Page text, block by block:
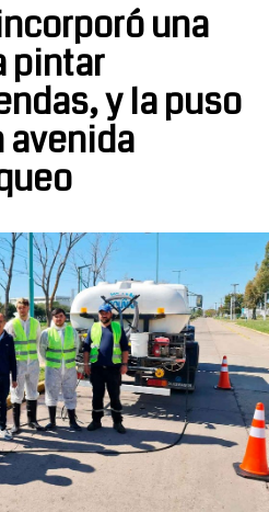
una
pintar
y la puso
avenida